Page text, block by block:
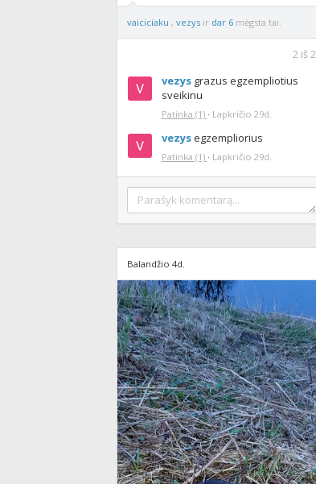
vaiciciaku , vezys ir dar 6mėgsta tai.
2iš2
vezys grazus egzempliotius
sveikinu
Patinka (1) · Lapkričio 29d.
vezysegzempliorius
Patinka (1) · Lapkričio 29d.
Balandžio 4d.